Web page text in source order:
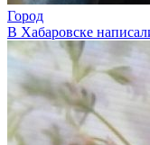
Город
В Хабаровске